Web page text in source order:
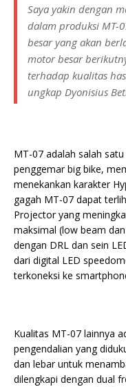
Saya yakin dengan
dalam produksi MT-
besar yang akan
motor besar
terhadap kualitas
ungkap Dyonisius
MT-07 adalah salah
penggemar big bike,
menekankan karakter
gagah MT-07 dapat
Projector yang
maksimal (low beam
dengan DRL dan sein
dari digital LED
terkoneksi ke
Kualitas MT-07 lainnya
pengendalian yang
dan lebar untuk
dilengkapi dengan dual